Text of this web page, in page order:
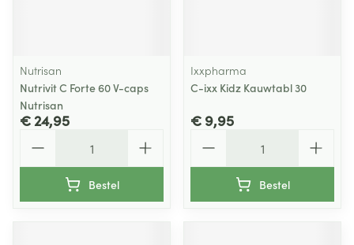
Nutrisan
Nutrivit C Forte 60 V-caps
Nutrisan
€ 24,95
Bestel
Ixxpharma
C-ixx Kidz Kauwtabl 30
€ 9,95
Bestel